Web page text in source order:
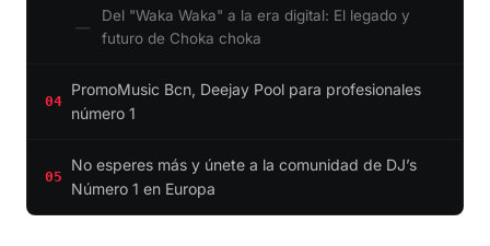
Del "Waka Waka" a la era digital: El legado y
futuro de Choka choka
04
PromoMusic Bcn, Deejay Pool para profesionales
número 1
05
No esperes más y únete a la comunidad de DJ’s
Número 1 en Europa